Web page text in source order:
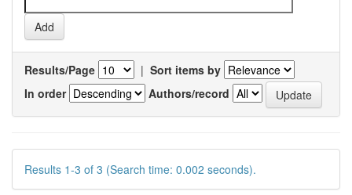
Results/Page | Sort items by
In order
Authors/record
Results 1-3 of 3 (Search time: 0.002 seconds).